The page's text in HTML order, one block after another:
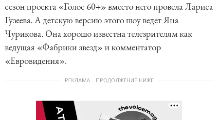
сезон проекта «Голос 60+» вместо него провела Лариса
Гузеева. А детскую версию этого шоу ведет Яна
Чурикова. Она хорошо известна телезрителям как
ведущая «Фабрики звезд» и комментатор
«Евровидения».
РЕКЛАМА – ПРОДОЛЖЕНИЕ НИЖЕ